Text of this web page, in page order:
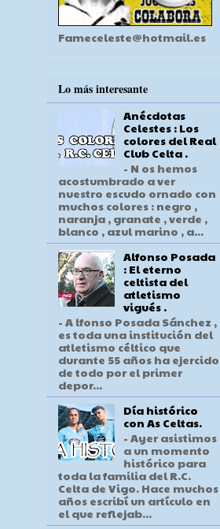
Fameceleste@hotmail.es
Lo más interesante
Anécdotas
Celestes : Los
colores del Real
Club Celta .
- N os hemos
acostumbrado a ver
nuestro escudo ornado con
muchos colores : negro ,
naranja , granate , verde ,
blanco , azul marino , a...
Alfonso Posada
: El eterno
celtista del
atletismo
vigués .
- A lfonso Posada Sánchez ,
es toda una institución del
atletismo céltico que
durante 55 años ha ejercido
de todo por el primer
depor...
Día histórico
con As Celtas.
- Ayer asistimos
a un momento
histórico para
toda la familia del R.C.
Celta de Vigo. Hace muchos
años escribí un artículo en
el que reflejab...